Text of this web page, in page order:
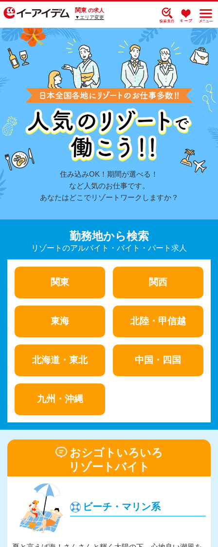
関東 の求人
▼エリア変更
住み込みOK！期間が選べる！
など人気のお仕事です。
あなたはどこでリゾートワークしますか？
勤務地から検索
リゾートのアルバイト・バイト・パート求人
関東 関西
東海 北陸・甲信越
北海道・東北 中国・四国
九州・沖縄
おシゴトいろいろ
リゾートバイト
ビーチ・マリン系